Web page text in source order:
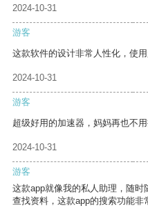
2024-10-31
游客
这款软件的设计非常人性化，使用
2024-10-31
游客
超级好用的加速器，妈妈再也不
2024-10-31
游客
这款app就像我的私人助理，随
查找资料，这款app的搜索功能非